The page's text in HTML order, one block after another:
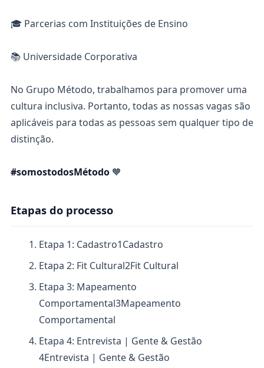
🎓 Parcerias com Instituições de Ensino
📚 Universidade Corporativa
No Grupo Método, trabalhamos para promover uma
cultura inclusiva. Portanto, todas as nossas vagas são
aplicáveis para todas as pessoas sem qualquer tipo de
distinção.
#somostodosMétodo 🧡
Etapas do processo
Etapa 1: Cadastro1Cadastro
Etapa 2: Fit Cultural2Fit Cultural
Etapa 3: Mapeamento
Comportamental3Mapeamento
Comportamental
Etapa 4: Entrevista | Gente & Gestão
4Entrevista | Gente & Gestão